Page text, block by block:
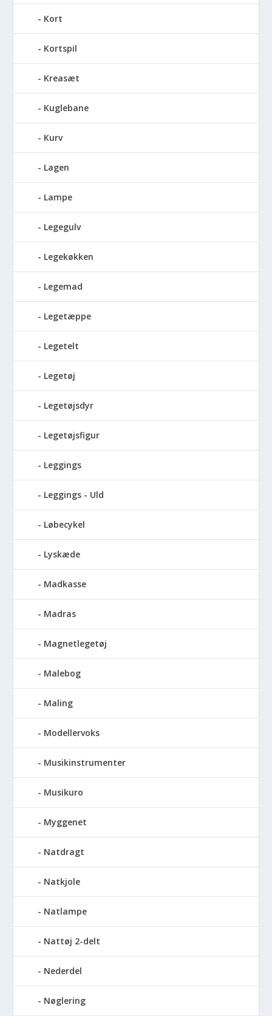
Kort
Kortspil
Kreasæt
Kuglebane
Kurv
Lagen
Lampe
Legegulv
Legekøkken
Legemad
Legetæppe
Legetelt
Legetøj
Legetøjsdyr
Legetøjsfigur
Leggings
Leggings - Uld
Løbecykel
Lyskæde
Madkasse
Madras
Magnetlegetøj
Malebog
Maling
Modellervoks
Musikinstrumenter
Musikuro
Myggenet
Natdragt
Natkjole
Natlampe
Nattøj 2-delt
Nederdel
Nøglering